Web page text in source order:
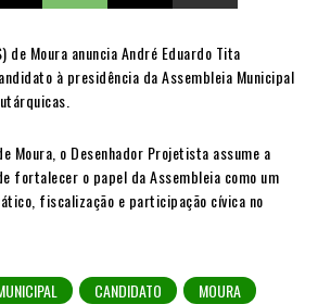
de Moura anuncia André Eduardo Tita
à presidência da Assembleia Municipal
Moura, o Desenhador Projetista assume a
fortalecer o papel da Assembleia como um
fiscalização e participação cívica no
CANDIDATO
MOURA